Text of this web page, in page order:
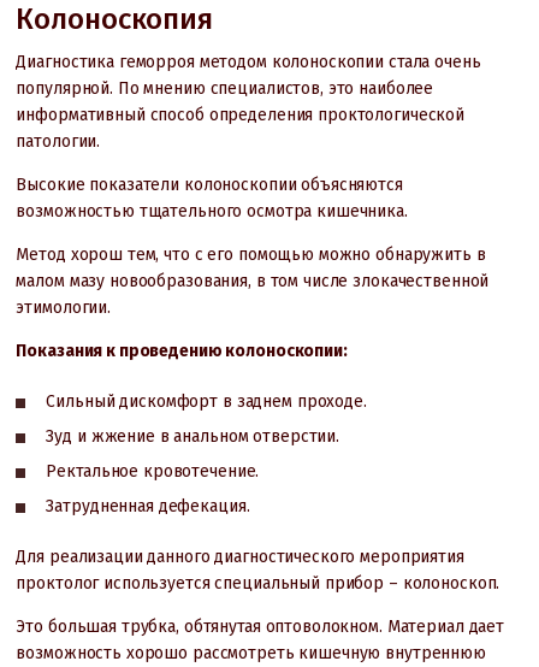
Колоноскопия
Диагностика геморроя методом колоноскопии стала очень
популярной. По мнению специалистов, это наиболее
информативный способ определения проктологической
патологии.
Высокие показатели колоноскопии объясняются
возможностью тщательного осмотра кишечника.
Метод хорош тем, что с его помощью можно обнаружить в
малом мазу новообразования, в том числе злокачественной
этимологии.
Показания к проведению колоноскопии:
Сильный дискомфорт в заднем проходе.
Зуд и жжение в анальном отверстии.
Ректальное кровотечение.
Затрудненная дефекация.
Для реализации данного диагностического мероприятия
проктолог используется специальный прибор – колоноскоп.
Это большая трубка, обтянутая оптоволокном. Материал дает
возможность хорошо рассмотреть кишечную внутреннюю